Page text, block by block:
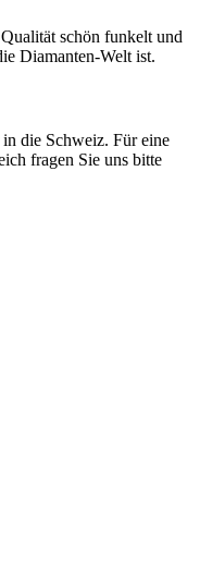
schön funkelt und
Diamanten-Welt ist.
die Schweiz. Für eine
fragen Sie uns bitte